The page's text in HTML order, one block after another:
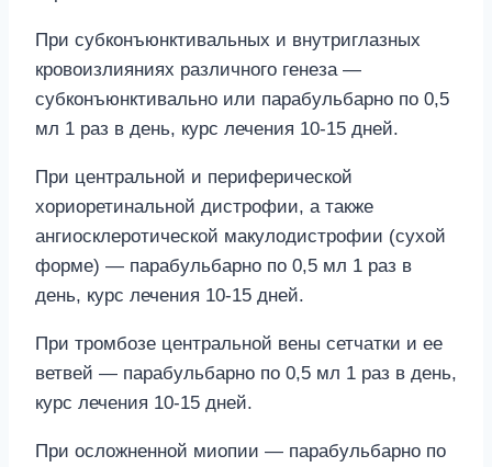
При субконъюнктивальных и внутриглазных
кровоизлияниях различного генеза —
субконъюнктивально или парабульбарно по 0,5
мл 1 раз в день, курс лечения 10-15 дней.
При центральной и периферической
хориоретинальной дистрофии, а также
ангиосклеротической макулодистрофии (сухой
форме) — парабульбарно по 0,5 мл 1 раз в
день, курс лечения 10-15 дней.
При тромбозе центральной вены сетчатки и ее
ветвей — парабульбарно по 0,5 мл 1 раз в день,
курс лечения 10-15 дней.
При осложненной миопии — парабульбарно по